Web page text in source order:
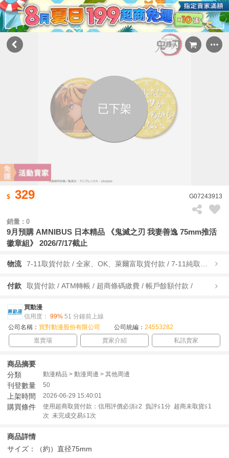
已下架
329 G07243913
銷量 : 0
9月預購 AMNIBUS 日本精品 《鬼滅之刃 我妻善逸 75mm推活
徽章組》 2026/7/17截止
物流
付款 取貨付款 / ATM轉帳 / 超商條碼繳費 / 帳戶餘額付款 /
買動漫
信用度： 99% 51 分鐘前上線
公司名稱： 買對動漫股份有限公司 公司統編： 24553282
逛賣場
賣家介紹 私訊賣家
商品摘要
分類
動漫精品 > 動漫周邊 > 其他周邊
刊登數量 50
上架時間 2026-06-29 15:40:01
購買條件
使用超商取貨付款：信用評價必須≧2 負評≦1分 超商未取貨≦1
次 未完成交易≦1次
商品詳情
サイズ：（約）直径75mm